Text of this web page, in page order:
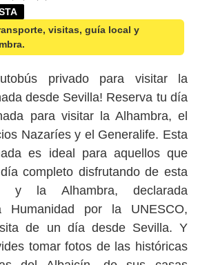
visitas, guía local y
privado para visitar la
desde Sevilla! Reserva tu día
para visitar la Alhambra, el
Nazaríes y el Generalife. Esta
es ideal para aquellos que
completo disfrutando de esta
y la Alhambra, declarada
Humanidad por la UNESCO,
de un día desde Sevilla. Y
tomar fotos de las históricas